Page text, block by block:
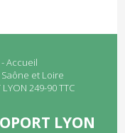
Accueil
et Loire
249-90 TTC
LYON